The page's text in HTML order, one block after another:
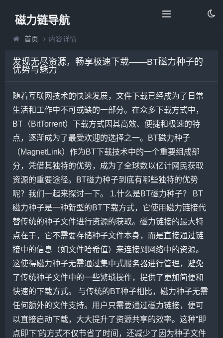
磁力链导航
首页 内容详情
发现无尽资源，畅享极速下载——BT磁力种子的
优势与魅力
随着互联网技术的快速发展，文件下载已经成为了日常
生活和工作中不可或缺的一部分。在众多下载方式中，
BT（BitTorrent）下载方式因其高效、便捷和极速的特
点，逐渐成为了最受欢迎的选择之一。BT磁力种子
（MagnetLink）作为BT下载技术中的一个重要组成部
分，凭借其独特的优势，成为了全球数以亿计网民获取
资源的重要途径。BT磁力种子到底有哪些独特的优势
呢？我们一起来探讨一下。 1.什么是BT磁力种子？ BT
磁力种子是一种新型的BT下载方式，它使用磁力链接代
替传统的种子文件进行资源的获取。磁力链接的最大特
点在于，它不需要存储种子文件本身，而是直接通过链
接中的信息（如文件哈希值）来连接到网络中的资源。
这使得磁力种子无需通过集中式服务器进行管理，避免
了传统种子文件中的一些繁琐操作，提供了更加简便和
快速的下载方式。 与传统的BT种子相比，磁力种子无需
任何额外的文件支持。用户只需要通过磁力链接，便可
以直接启动下载，大大提升了资源共享的效率。这种“即
点即下”的方式不仅节省了时间，还减少了因为种子文件